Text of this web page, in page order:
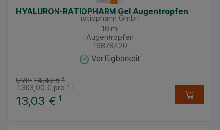
HYALURON-RATIOPHARM Gel Augentropfen
ratiopharm GmbH
10 ml
Augentropfen
16878420
Verfügbarkeit
13,03 € ¹
UVP: 14,49 €³
1.303,00 € pro 1 l